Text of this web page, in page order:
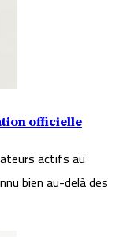
officielle
actifs au
bien au-delà des